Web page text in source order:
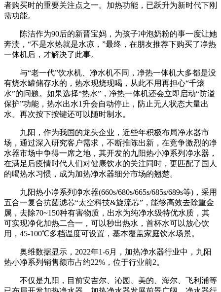
者购买时的重要关注点之一。加热功能，已跃升为新时代下刚
需功能。
陈洁作为90后的新晋宝妈，为孩子冲泡奶粉的事一度让她
奔溃，“不是水热就是水凉，”最终，在朋友推荐下购买了净热
一体机后，才解决了此事。
与“老一代”饮水机、净水机不同，净热一体机大多都是没
有烧水罐储存水的，热水现烧现喝，从此不用再担心“千滚
水”的问题。如果选择“热水”，净热一体机还会立即启动“防溢
保护”功能，热水出水1升会自动停止，防止无人状态大量出
水。再次按下按键还可以随时制水。
九阳，作为我国的龙头企业，近些年积极布局净水器市
场，通过深入研究客户需求，不断推陈出新，在竞争激烈的净
水器市场中争得一席之地，其开发的九阳热小净系列净水器，
在满足后疫情时代人们对健康饮水的关注同时，更匹配了国人
的喝热水习惯，成为加热净水器细分市场的翘楚。
九阳热小净系列净水器(660s/680s/665s/685s/689s等)，采用
五合一复合抗菌滤芯“太空科技&旋流芯”，能够高效去除重金
属，去除70~150种有害物质，出水为纯净水级特优水质，其
可实现净化加热二合一，可以秒出热水，首杯水可以放心饮
用，45-100℃多档温度可设置，基本覆盖家庭饮水场景。
奥维数据显示，2022年1-6月，加热净水器行业中，九阳
热小净系列销售额市占约22%，位于行业前2。
不仅是九阳，目前安吉尔、沁园、美的、海尔、飞利浦等